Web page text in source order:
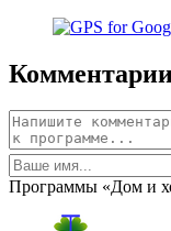
Программы «Дом и